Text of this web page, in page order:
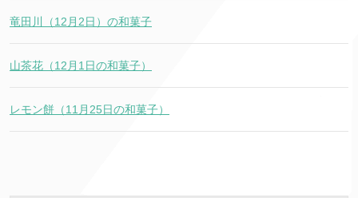
竜田川（12月2日）の和菓子
山茶花（12月1日の和菓子）
レモン餅（11月25日の和菓子）